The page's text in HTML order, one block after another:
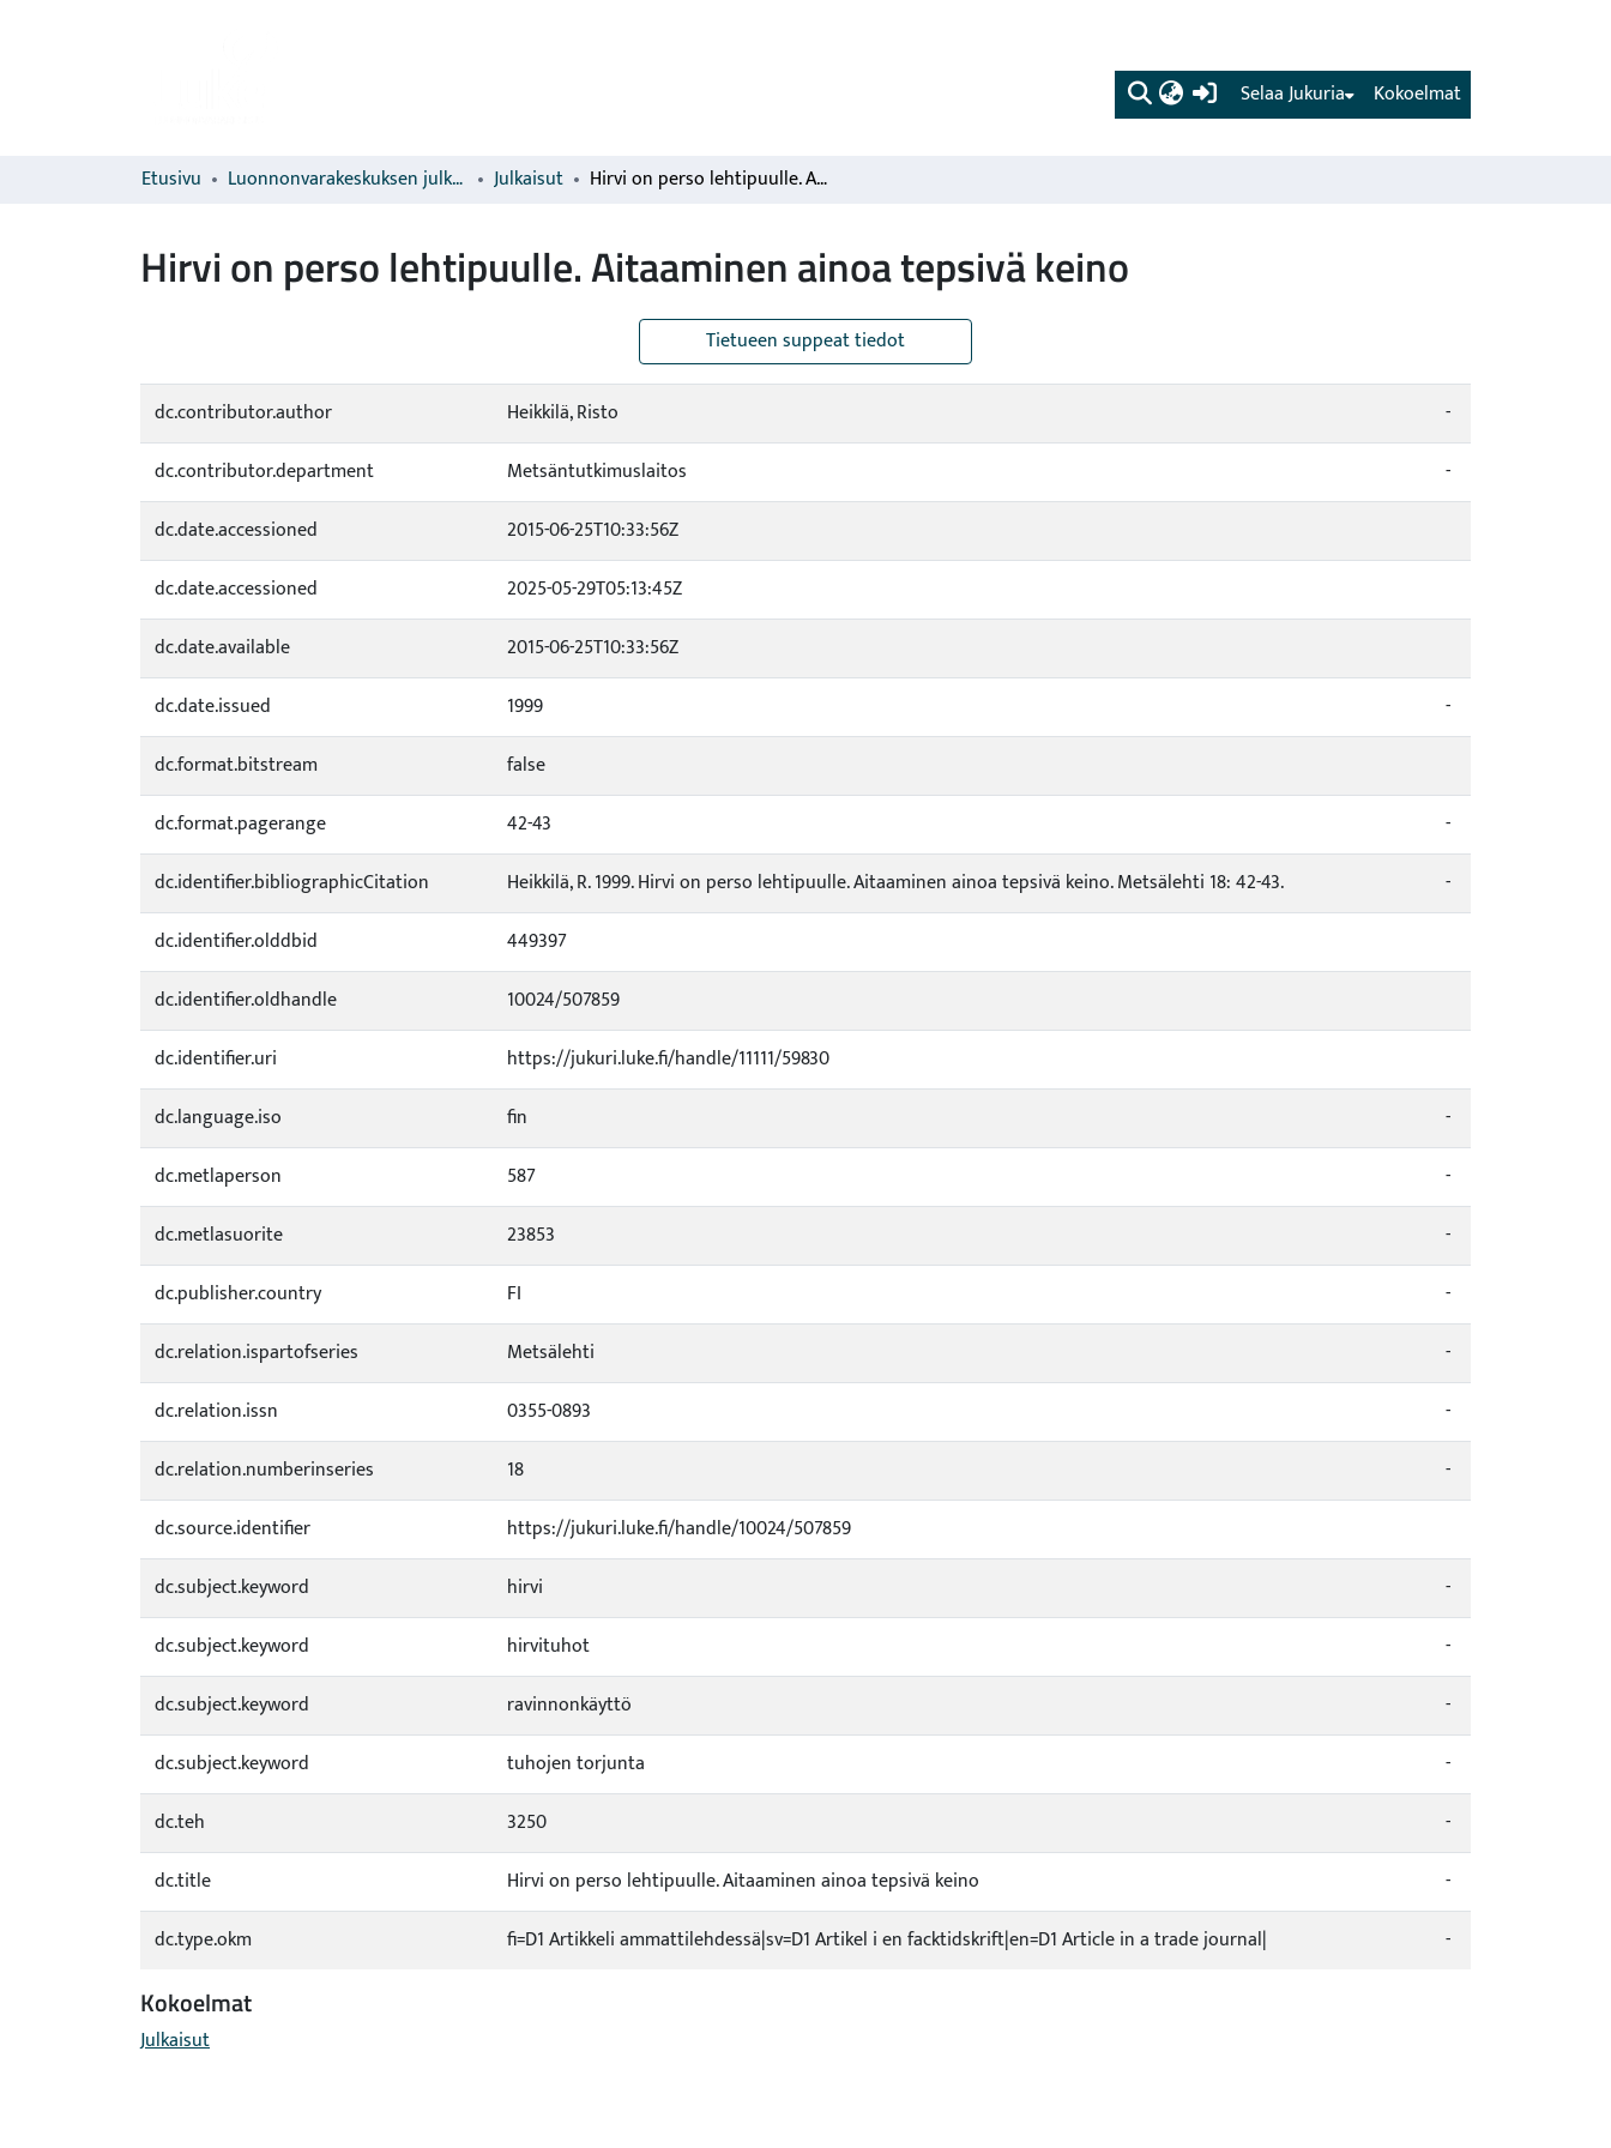
(current) Kokoelmat
Selaa Jukuria
Etusivu Luonnonvarakeskuksen julkaisut Julkaisut Hirvi on perso lehtipuulle. Aitaaminen ainoa tepsivä keino
Hirvi on perso lehtipuulle. Aitaaminen ainoa tepsivä keino
Tietueen suppeat tiedot
dc.contributor.author Heikkilä, Risto
-
dc.contributor.department
Metsäntutkimuslaitos
-
dc.date.accessioned
2015-06-25T10:33:56Z
dc.date.accessioned
2025-05-29T05:13:45Z
dc.date.available
2015-06-25T10:33:56Z
dc.date.issued
1999
-
dc.format.bitstream
false
dc.format.pagerange
42-43
-
dc.identifier.bibliographicCitation
Heikkilä, R. 1999. Hirvi on perso lehtipuulle. Aitaaminen ainoa tepsivä keino. Metsälehti 18: 42-43.
-
dc.identifier.olddbid
449397
dc.identifier.oldhandle
10024/507859
dc.identifier.uri
https://jukuri.luke.fi/handle/11111/59830
dc.language.iso
fin
-
dc.metlaperson
587
-
dc.metlasuorite
23853
-
dc.publisher.country
FI
-
dc.relation.ispartofseries
Metsälehti
-
dc.relation.issn
0355-0893
-
dc.relation.numberinseries
18
-
dc.source.identifier
https://jukuri.luke.fi/handle/10024/507859
dc.subject.keyword
hirvi
-
dc.subject.keyword
hirvituhot
-
dc.subject.keyword
ravinnonkäyttö
-
dc.subject.keyword
tuhojen torjunta
-
dc.teh
3250
-
dc.title
Hirvi on perso lehtipuulle. Aitaaminen ainoa tepsivä keino
-
dc.type.okm
fi=D1 Artikkeli ammattilehdessä|sv=D1 Artikel i en facktidskrift|en=D1 Article in a trade journal| -
Kokoelmat
Julkaisut